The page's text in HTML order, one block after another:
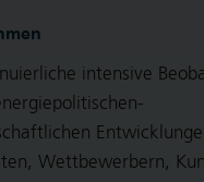
intensive
Wettbewerbern,